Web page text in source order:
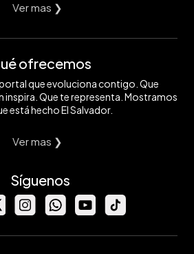
Ver mas ❯
ofrecemos
que evoluciona contigo. Que
Que te representa. Mostramos
está hecho El Salvador.
Ver mas ❯
Síguenos